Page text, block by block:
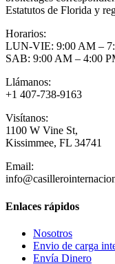
Estatutos de Florida y
Horarios:
LUN-VIE: 9:00 AM –
SAB: 9:00 AM – 4:00
Llámanos:
+1 407-738-9163
Visítanos:
1100 W Vine St,
Kissimmee, FL 34741
Email:
Enlaces rápidos
Nosotros
Envio de carga
Envía Dinero